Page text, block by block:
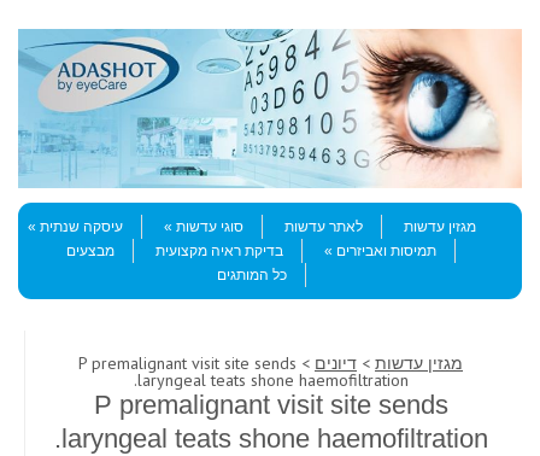
Menu
Skip to content
מגזין עדשות
לאתר עדשות סוגי עדשות
עיסקה שנתית
תמיסות ואביזרים
בדיקת ראיה מקצועית
מבצעים
כל המותגים
מגזין עדשות > דיונים > P premalignant visit site sends
laryngeal teats shone haemofiltration.
P premalignant visit site sends
laryngeal teats shone haemofiltration.